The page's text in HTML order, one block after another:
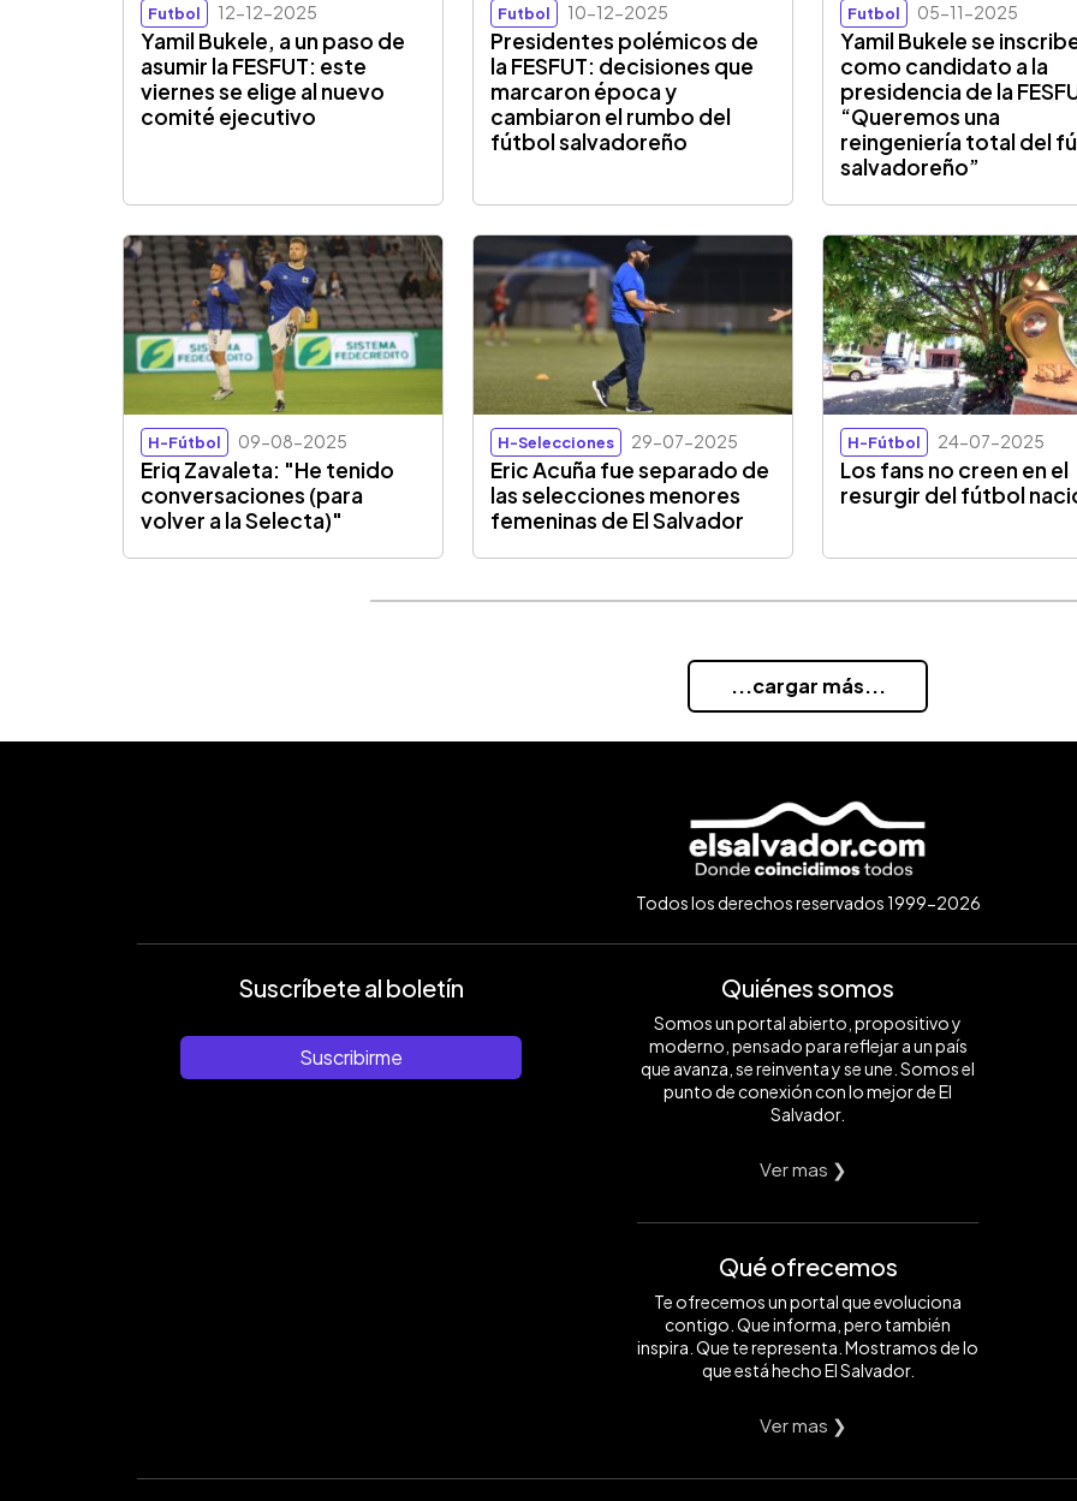
Futbol 12-12-2025
Yamil Bukele, a un paso de
asumir la FESFUT: este
viernes se elige al nuevo
comité ejecutivo
Futbol 10-12-2025
Presidentes polémicos de
la FESFUT: decisiones que
marcaron época y
cambiaron el rumbo del
fútbol salvadoreño
Futbol 05-11-2025
Yamil Bukele se
como candidato a la
presidencia de la
“Queremos una
reingeniería total del
salvadoreño”
H-Fútbol 09-08-2025
Eriq Zavaleta: "He tenido
conversaciones (para
volver a la Selecta)"
H-Selecciones 29-07-2025
Eric Acuña fue separado de
las selecciones menores
femeninas de El Salvador
H-Fútbol 24-07-2025
Los fans no creen en el
resurgir del fútbol
...cargar más...
Todos los derechos reservados 1999-2026
Suscríbete al boletín
Suscribirme
Quiénes somos
Somos un portal abierto, propositivo y
moderno, pensado para reflejar a un país
que avanza, se reinventa y se une. Somos el
punto de conexión con lo mejor de El
Salvador.
Ver mas ❯
Qué ofrecemos
Te ofrecemos un portal que evoluciona
contigo. Que informa, pero también
inspira. Que te representa. Mostramos de lo
que está hecho El Salvador.
Ver mas ❯